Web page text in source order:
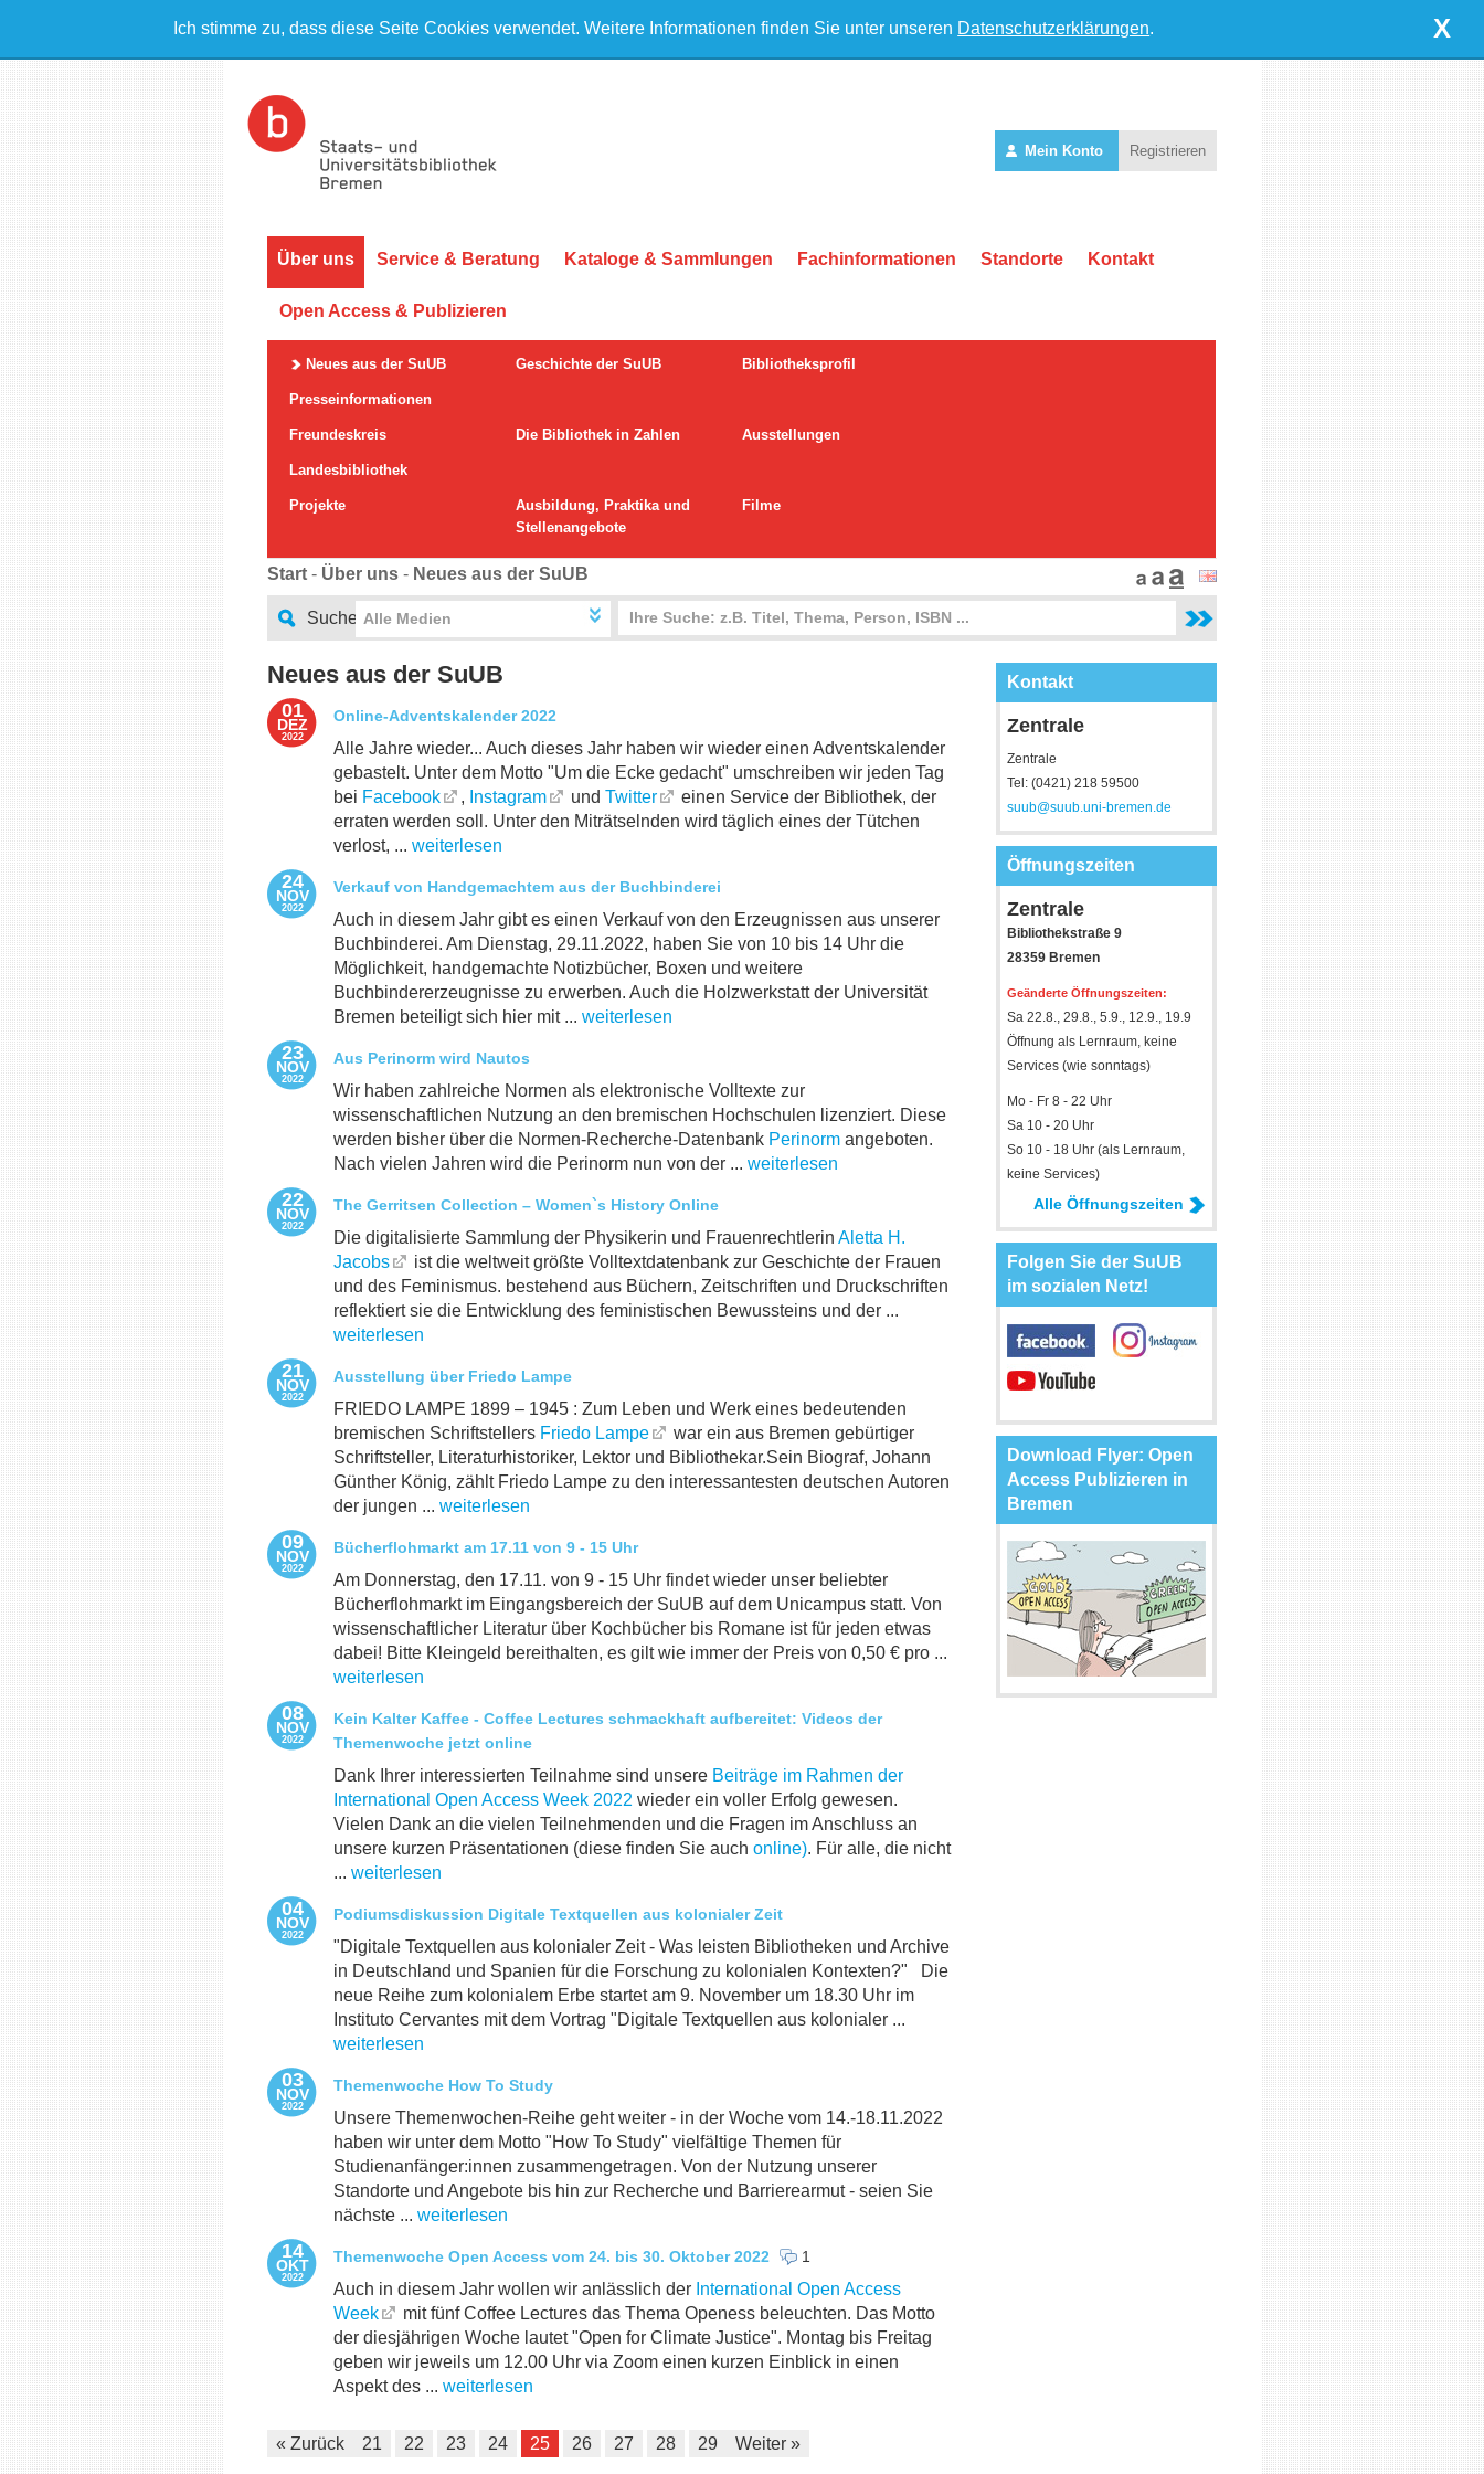
Ich stimme zu, dass diese Seite Cookies verwendet. Weitere Informationen finden Sie unter unseren Datenschutzerklärungen. X
Mein Konto Registrieren
Über uns Service & Beratung Kataloge & Sammlungen Fachinformationen Standorte Kontakt
Open Access & Publizieren
Neues aus der SuUB Geschichte der SuUB Bibliotheksprofil
Presseinformationen
Freundeskreis Die Bibliothek in Zahlen Ausstellungen
Landesbibliothek
Projekte Ausbildung, Praktika und
Stellenangebote
Filme
Start - Über uns - Neues aus der SuUB
Suche Alle Medien
Neues aus der SuUB
Online-Adventskalender 2022
01
DEZ
2022
Alle Jahre wieder... Auch dieses Jahr haben wir wieder einen Adventskalender
gebastelt. Unter dem Motto "Um die Ecke gedacht" umschreiben wir jeden Tag
bei Facebook , Instagram und Twitter
einen Service der Bibliothek, der
erraten werden soll. Unter den Miträtselnden wird täglich eines der Tütchen
verlost, ... weiterlesen
Verkauf von Handgemachtem aus der Buchbinderei
24
NOV
2022
Auch in diesem Jahr gibt es einen Verkauf von den Erzeugnissen aus unserer
Buchbinderei. Am Dienstag, 29.11.2022, haben Sie von 10 bis 14 Uhr die
Möglichkeit, handgemachte Notizbücher, Boxen und weitere
Buchbindererzeugnisse zu erwerben. Auch die Holzwerkstatt der Universität
Bremen beteiligt sich hier mit ... weiterlesen
Aus Perinorm wird Nautos
23
NOV
2022
Wir haben zahlreiche Normen als elektronische Volltexte zur
wissenschaftlichen Nutzung an den bremischen Hochschulen lizenziert. Diese
werden bisher über die Normen-Recherche-Datenbank Perinorm angeboten.
Nach vielen Jahren wird die Perinorm nun von der ... weiterlesen
The Gerritsen Collection – Women`s History Online
22
NOV
2022
Die digitalisierte Sammlung der Physikerin und Frauenrechtlerin Aletta H.
Jacobs
ist die weltweit größte Volltextdatenbank zur Geschichte der Frauen
und des Feminismus. bestehend aus Büchern, Zeitschriften und Druckschriften
reflektiert sie die Entwicklung des feministischen Bewussteins und der ...
weiterlesen
Ausstellung über Friedo Lampe
21
NOV
2022
FRIEDO LAMPE 1899 – 1945 : Zum Leben und Werk eines bedeutenden
bremischen Schriftstellers Friedo Lampe
war ein aus Bremen gebürtiger
Schriftsteller, Literaturhistoriker, Lektor und Bibliothekar.Sein Biograf, Johann
Günther König, zählt Friedo Lampe zu den interessantesten deutschen Autoren
der jungen ... weiterlesen
Bücherflohmarkt am 17.11 von 9 - 15 Uhr
09
NOV
2022
Am Donnerstag, den 17.11. von 9 - 15 Uhr findet wieder unser beliebter
Bücherflohmarkt im Eingangsbereich der SuUB auf dem Unicampus statt. Von
wissenschaftlicher Literatur über Kochbücher bis Romane ist für jeden etwas
dabei! Bitte Kleingeld bereithalten, es gilt wie immer der Preis von 0,50 € pro ...
weiterlesen
Kein Kalter Kaffee - Coffee Lectures schmackhaft aufbereitet: Videos der
Themenwoche jetzt online
08
NOV
2022
Dank Ihrer interessierten Teilnahme sind unsere Beiträge im Rahmen der
International Open Access Week 2022 wieder ein voller Erfolg gewesen.
Vielen Dank an die vielen Teilnehmenden und die Fragen im Anschluss an
unsere kurzen Präsentationen (diese finden Sie auch online). Für alle, die nicht
... weiterlesen
Podiumsdiskussion Digitale Textquellen aus kolonialer Zeit
04
NOV
2022
"Digitale Textquellen aus kolonialer Zeit - Was leisten Bibliotheken und Archive
in Deutschland und Spanien für die Forschung zu kolonialen Kontexten?" Die
neue Reihe zum kolonialem Erbe startet am 9. November um 18.30 Uhr im
Instituto Cervantes mit dem Vortrag "Digitale Textquellen aus kolonialer ...
weiterlesen
Themenwoche How To Study
03
NOV
2022
Unsere Themenwochen-Reihe geht weiter - in der Woche vom 14.-18.11.2022
haben wir unter dem Motto "How To Study" vielfältige Themen für
Studienanfänger:innen zusammengetragen. Von der Nutzung unserer
Standorte und Angebote bis hin zur Recherche und Barrierearmut - seien Sie
nächste ... weiterlesen
Themenwoche Open Access vom 24. bis 30. Oktober 2022 1
14
OKT
2022
Auch in diesem Jahr wollen wir anlässlich der International Open Access
Week
mit fünf Coffee Lectures das Thema Openess beleuchten. Das Motto
der diesjährigen Woche lautet "Open for Climate Justice". Montag bis Freitag
geben wir jeweils um 12.00 Uhr via Zoom einen kurzen Einblick in einen
Aspekt des ... weiterlesen
« Zurück 21 22 23 24 25 26 27 28 29 Weiter »
Kontakt
Zentrale
Zentrale
Tel: (0421) 218 59500
suub@suub.uni-bremen.de
Öffnungszeiten
Zentrale
Bibliothekstraße 9
28359 Bremen
Geänderte Öffnungszeiten:
Sa 22.8., 29.8., 5.9., 12.9., 19.9
Öffnung als Lernraum, keine
Services (wie sonntags)
Mo - Fr 8 - 22 Uhr
Sa 10 - 20 Uhr
So 10 - 18 Uhr (als Lernraum,
keine Services)
Alle Öffnungszeiten
Folgen Sie der SuUB
im sozialen Netz!
Download Flyer: Open
Access Publizieren in
Bremen